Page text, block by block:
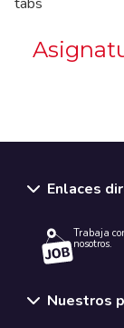
Enlaces
Trabaja
nosotros.
Nuestros